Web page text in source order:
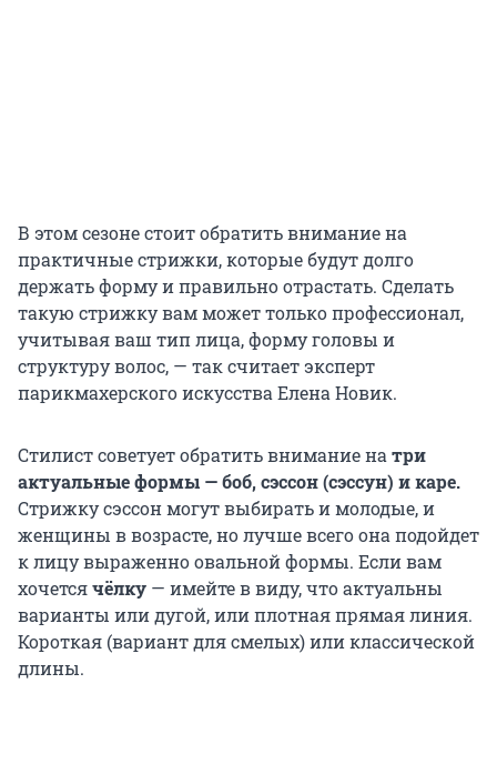
В этом сезоне стоит обратить внимание на
практичные стрижки, которые будут долго
держать форму и правильно отрастать. Сделать
такую стрижку вам может только профессионал,
учитывая ваш тип лица, форму головы и
структуру волос, — так считает эксперт
парикмахерского искусства Елена Новик.
Стилист советует обратить внимание натри
актуальные формы — боб, сэссон (сэссун) и каре.
Стрижку сэссон могут выбирать и молодые, и
женщины в возрасте, но лучше всего она подойдет
к лицу выраженно овальной формы. Если вам
хочетсячёлку — имейте в виду, что актуальны
варианты или дугой, или плотная прямая линия.
Короткая (вариант для смелых) или классической
длины.